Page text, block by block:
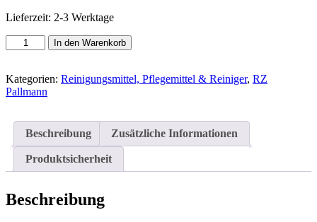
Lieferzeit: 2-3 Werktage
PALLMANN
500
ml
Teppiche
Polster
In den Warenkorb
Kategorien: Reinigungsmittel, Pflegemittel & Reiniger, RZ
Pallmann
Beschreibung Zusätzliche Informationen
Produktsicherheit
Beschreibung